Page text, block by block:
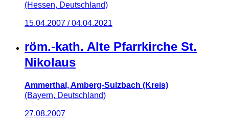
(Hessen, Deutschland)
15.04.2007 / 04.04.2021
röm.-kath. Alte Pfarrkirche St.
Nikolaus
Ammerthal, Amberg-Sulzbach (Kreis)
(Bayern, Deutschland)
27.08.2007